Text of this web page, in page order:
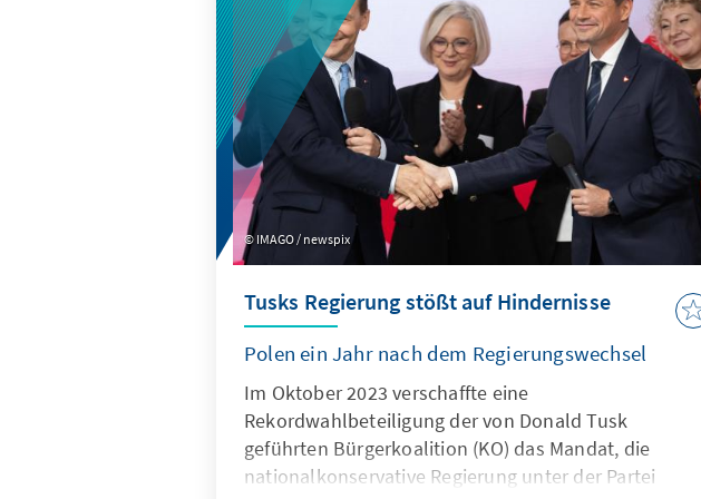
wendet sich nun die politische Aufmerksamkeit
wieder auf den Ausgang der Präsidentenwahlen, die
am 8. Dezember stattfinden soll.
IMAGO / newspix
Tusks Regierung stößt auf Hindernisse
Polen ein Jahr nach dem Regierungswechsel
Im Oktober 2023 verschaffte eine
Rekordwahlbeteiligung der von Donald Tusk
geführten Bürgerkoalition (KO) das Mandat, die
nationalkonservative Regierung unter der Partei